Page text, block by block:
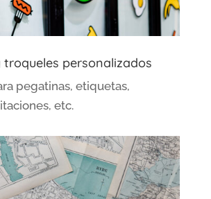
troqueles personalizados
pegatinas, etiquetas,
etc.